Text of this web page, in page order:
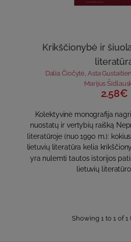
Krikščionybė ir
Dalia Čiočytė,Asta
Marijus
2.58€
Kolektyvinė monografija
nuostatų ir vertybių raišką
literatūroje (nuo 1990 m.):
lietuvių literatūra kelia
yra nulemti tautos istorijos
lietuvių
Showing 1 to 1 of 1